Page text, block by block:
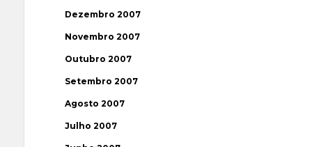
Dezembro 2007
Novembro 2007
Outubro 2007
Setembro 2007
Agosto 2007
Julho 2007